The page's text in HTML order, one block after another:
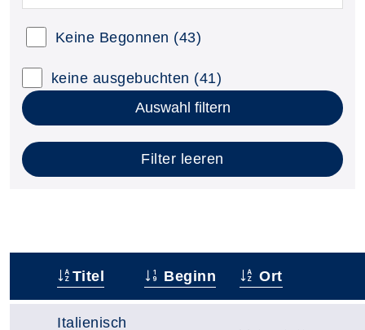
Keine Begonnen (43)
keine ausgebuchten (41)
Auswahl filtern
Filter leeren
Titel Beginn Ort
Italienisch